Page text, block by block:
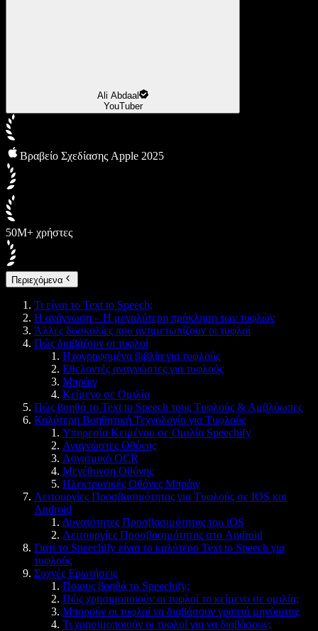
Ali Abdaal
YouTuber
Βραβείο Σχεδίασης Apple 2025
50M+ χρήστες
Περιεχόμενα
Τι είναι το Text to Speech;
Η ανάγνωση – Η μεγαλύτερη πρόκληση των τυφλών
Άλλες δυσκολίες που αντιμετωπίζουν οι τυφλοί
Πώς διαβάζουν οι τυφλοί
Ηχογραφημένα βιβλία για τυφλούς
Εθελοντές αναγνώστες για τυφλούς
Μπράιγ
Κείμενο σε Ομιλία
Πώς βοηθά το Text to Speech τους Τυφλούς & Αμβλύωπες
Καλύτερη Βοηθητική Τεχνολογία για Τυφλούς
Υπηρεσία Κειμένου σε Ομιλία Speechify
Αναγνώστες Οθόνης
Λογισμικό OCR
Μεγέθυνση Οθόνης
Ηλεκτρονικές Οθόνες Μπράιγ
Λειτουργίες Προσβασιμότητας για Τυφλούς σε IOS και
Android
Δυνατότητες Προσβασιμότητας του iOS
Λειτουργίες Προσβασιμότητας στο Android
Γιατί το Speechify είναι το καλύτερο Text to Speech για
τυφλούς
Συχνές Ερωτήσεις
Ποιους βοηθά το Speechify;
Πώς χρησιμοποιούν οι τυφλοί το κείμενο σε ομιλία;
Μπορούν οι τυφλοί να διαβάσουν γραπτά μηνύματα;
Τι χρησιμοποιούν οι τυφλοί για να διαβάσουν;